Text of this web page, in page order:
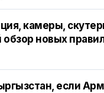
камеры,
обзор новых
если